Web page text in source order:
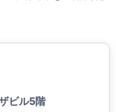
ビル5階